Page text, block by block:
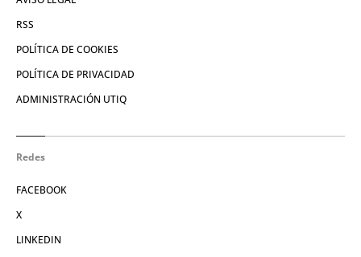
RSS
POLÍTICA DE COOKIES
POLÍTICA DE PRIVACIDAD
ADMINISTRACIÓN UTIQ
Redes
FACEBOOK
X
LINKEDIN